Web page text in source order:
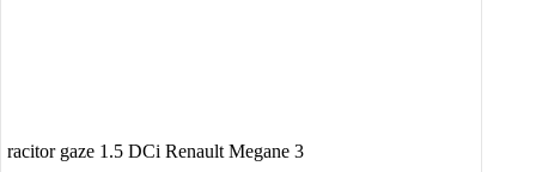
racitor gaze 1.5 DCi Renault Megane 3